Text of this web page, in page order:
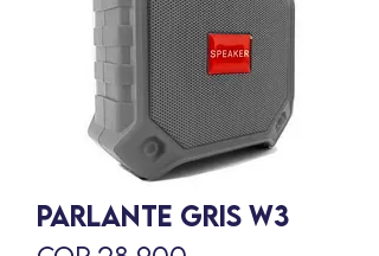
PARLANTE GRIS W3